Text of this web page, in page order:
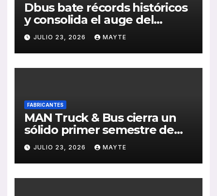
Dbus bate récords históricos
y consolida el auge del
transporte público en San
Sebastián
JULIO 23, 2026 MAYTE
FABRICANTES
MAN Truck & Bus cierra un
sólido primer semestre de
2026 con crecimiento en
ventas, pedidos y
rentabilidad
JULIO 23, 2026 MAYTE